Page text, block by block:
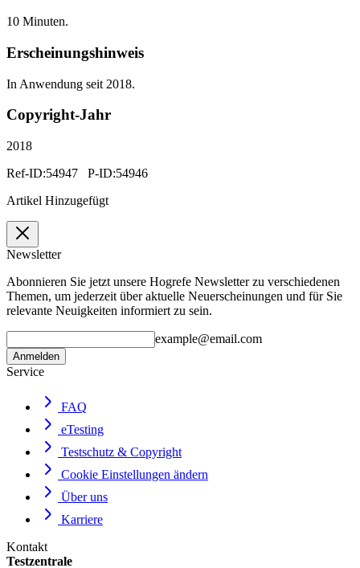
10 Minuten.
Erscheinungshinweis
In Anwendung seit 2018.
Copyright-Jahr
2018
Ref-ID:54947 P-ID:54946
Artikel Hinzugefügt
Newsletter
Abonnieren Sie jetzt unsere Hogrefe Newsletter zu verschiedenen
Themen, um jederzeit über aktuelle Neuerscheinungen und für Sie
relevante Neuigkeiten informiert zu sein.
example@email.com
Anmelden
Service
FAQ
eTesting
Testschutz & Copyright
Cookie Einstellungen ändern
Über uns
Karriere
Kontakt
Testzentrale